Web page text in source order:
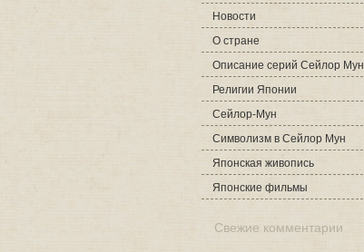
Новости
О стране
Описание серий Сейлор Мун
Религии Японии
Сейлор-Мун
Символизм в Сейлор Мун
Японская живопись
Японские фильмы
Свежие комментарии